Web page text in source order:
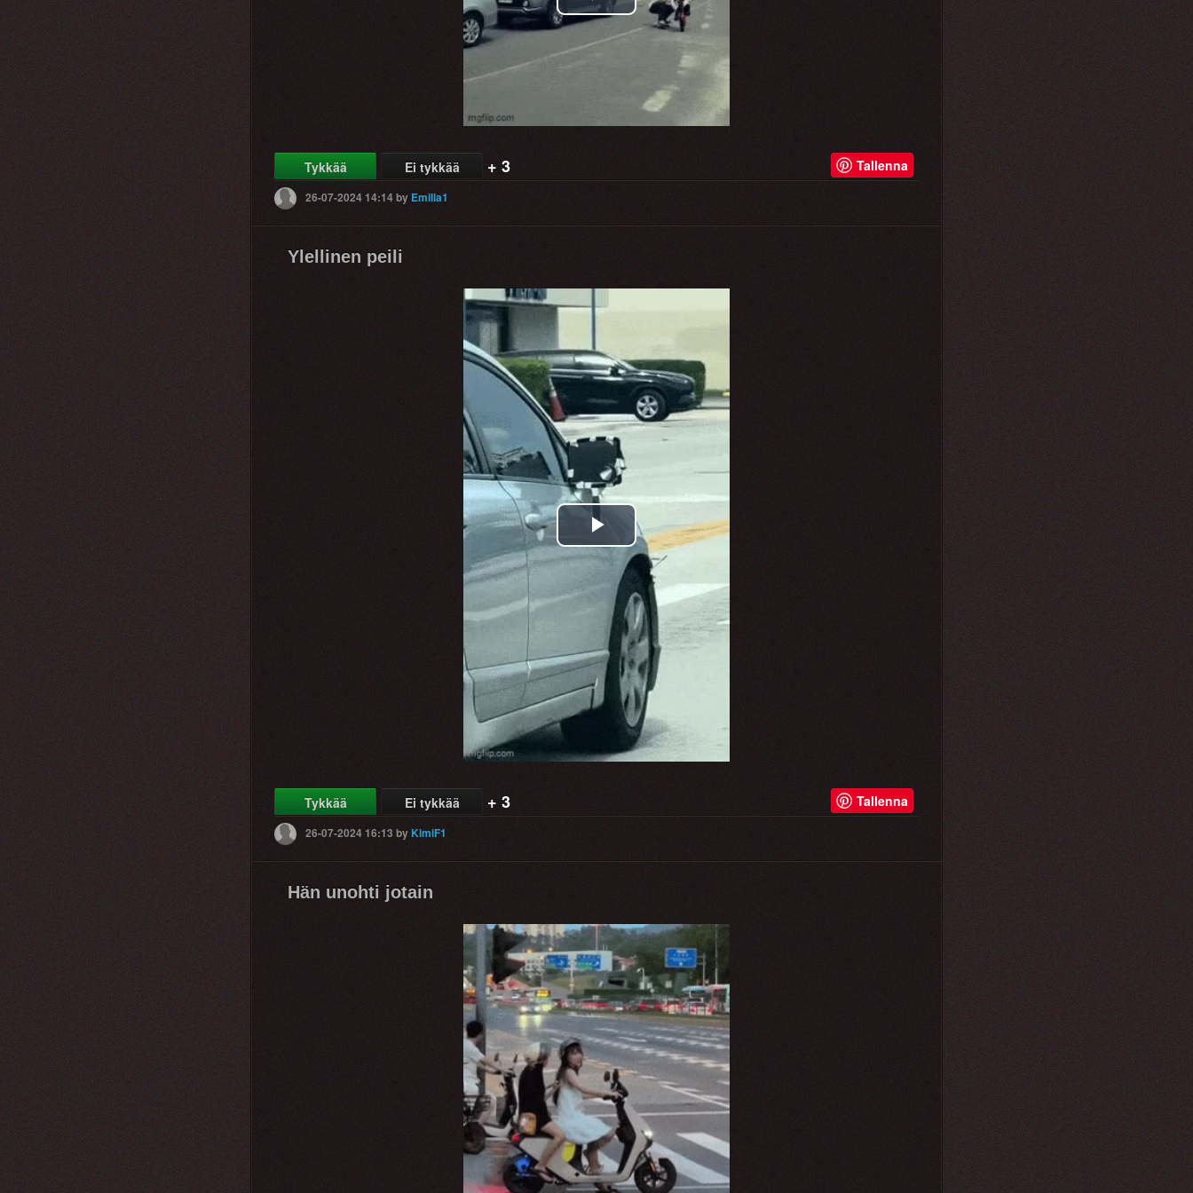
Play
Tykkää Ei tykkää + 3 Tallenna
26-07-2024 14:14by Emilia1
Ylellinen peili
Play
Video
Tykkää Ei tykkää + 3 Tallenna
26-07-2024 16:13 byKimiF1
Hän unohti jotain